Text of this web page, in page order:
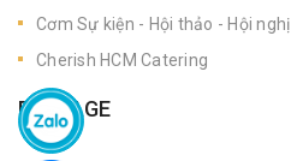
Cơm Sự kiện - Hội thảo - Hội nghị
Cherish HCM Catering
FANPAGE